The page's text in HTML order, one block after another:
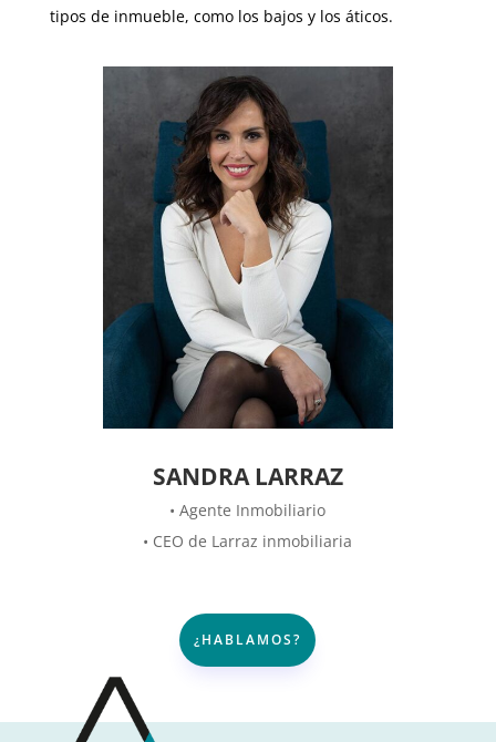
tipos de inmueble, como los bajos y los áticos.
SANDRA LARRAZ
• Agente Inmobiliario
• CEO de Larraz inmobiliaria
¿HABLAMOS?